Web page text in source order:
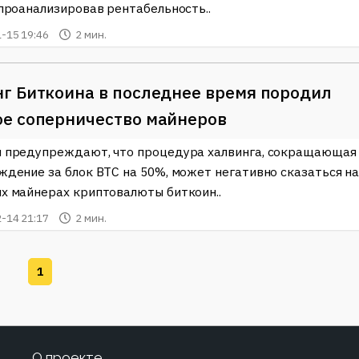
рентабельность..
15 19:46 2 мин.
Биткоина в последнее время породил
соперничество майнеров
предупреждают, что процедура халвинга, сокращающая
за блок BTC на 50%, может негативно сказаться на
майнерах криптовалюты биткоин..
14 21:17 2 мин.
1